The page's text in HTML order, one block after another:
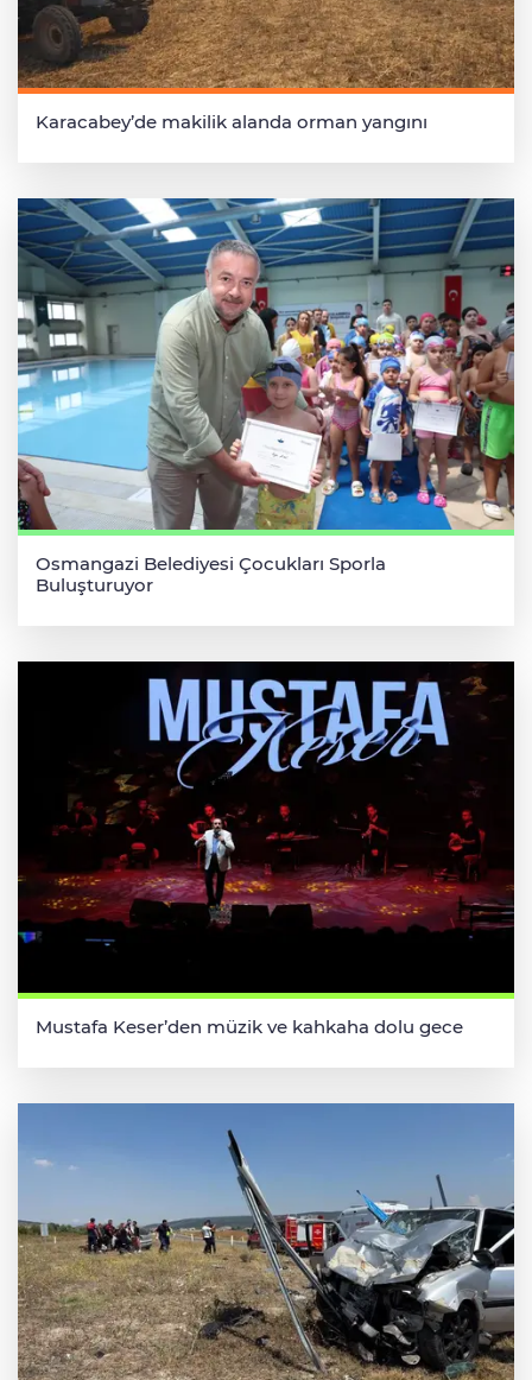
Karacabey’de makilik alanda orman yangını
Osmangazi Belediyesi Çocukları Sporla
Buluşturuyor
Mustafa Keser’den müzik ve kahkaha dolu gece